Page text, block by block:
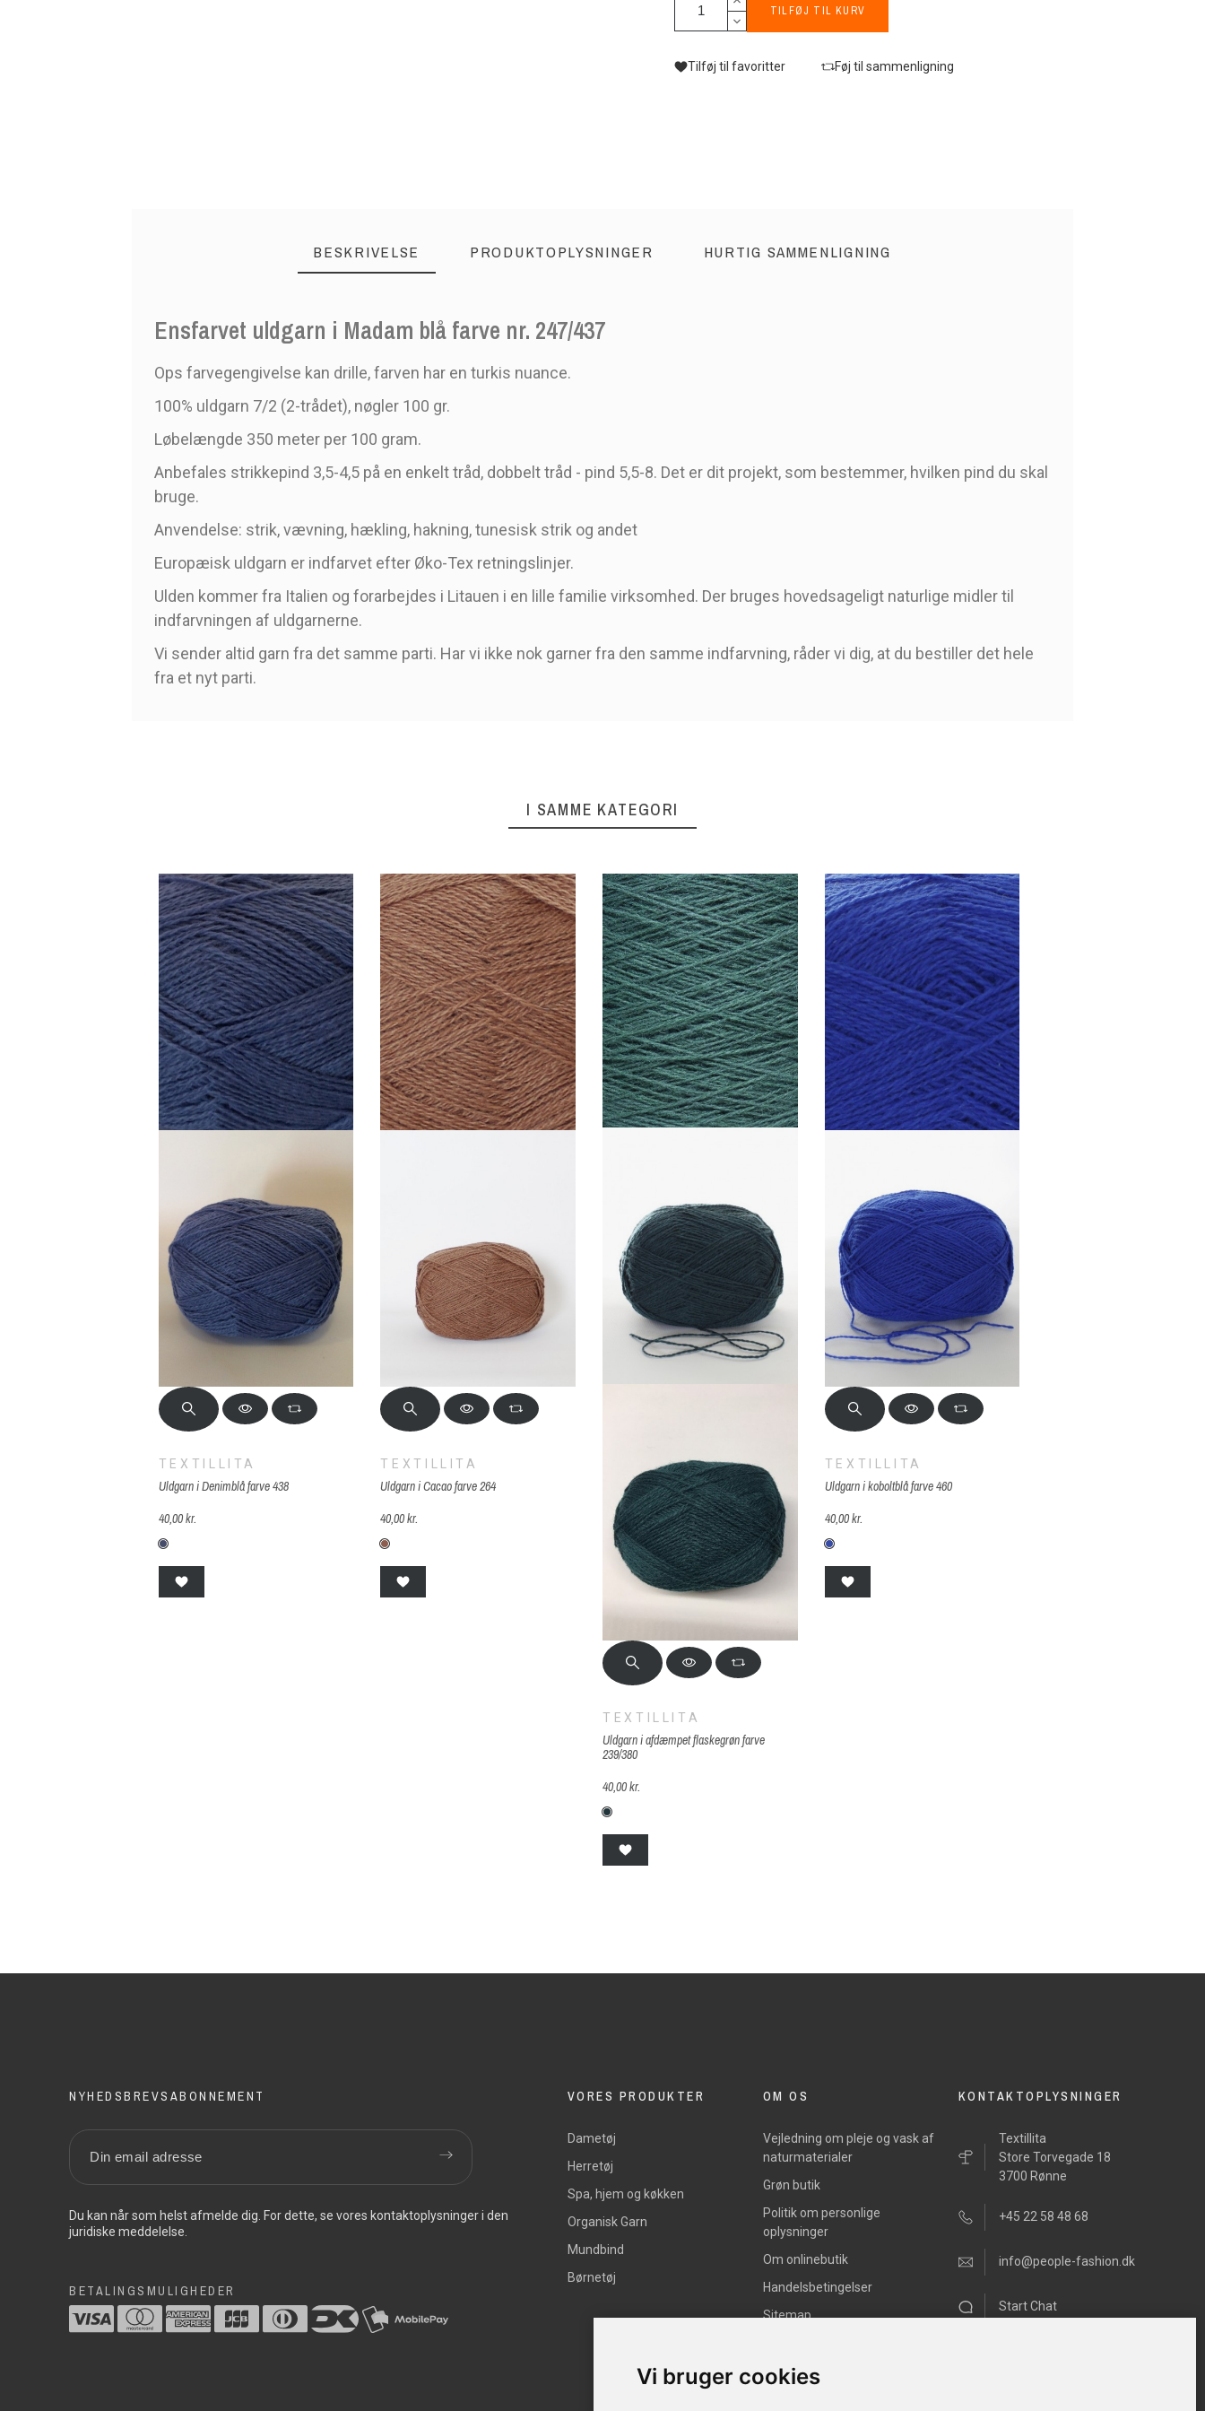
Vi bruger cookies
TILFØJ TIL KURV
Tilføj til favoritter Føj til sammenligning
BESKRIVELSE PRODUKTOPLYSNINGER HURTIG SAMMENLIGNING
Ensfarvet uldgarn i Madam blå farve nr. 247/437
Ops farvegengivelse kan drille, farven har en turkis nuance.
100% uldgarn 7/2 (2-trådet), nøgler 100 gr.
Løbelængde 350 meter per 100 gram.
Anbefales strikkepind 3,5-4,5 på en enkelt tråd, dobbelt tråd - pind 5,5-8. Det er dit projekt, som bestemmer, hvilken pind du skal
bruge.
Anvendelse: strik, vævning, hækling, hakning, tunesisk strik og andet
Europæisk uldgarn er indfarvet efter Øko-Tex retningslinjer.
Ulden kommer fra Italien og forarbejdes i Litauen i en lille familie virksomhed. Der bruges hovedsageligt naturlige midler til
indfarvningen af uldgarnerne.
Vi sender altid garn fra det samme parti. Har vi ikke nok garner fra den samme indfarvning, råder vi dig, at du bestiller det hele
fra et nyt parti.
I SAMME KATEGORI
TEXTILLITA
Uldgarn i Denimblå farve 438
40,00 kr.
438 Denimblå
TEXTILLITA
Uldgarn i Cacao farve 264
40,00 kr.
264 Cacao
TEXTILLITA
Uldgarn i afdæmpet flaskegrøn farve
239/380
40,00 kr.
239/380 Afd.petrol
TEXTILLITA
Uldgarn i koboltblå farve 460
40,00 kr.
460 Koboltblå
NYHEDSBREVSABONNEMENT
Du kan når som helst afmelde dig. For dette, se vores kontaktoplysninger i den
juridiske meddelelse.
BETALINGSMULIGHEDER
VORES PRODUKTER
Dametøj
Herretøj
Spa, hjem og køkken
Organisk Garn
Mundbind
Børnetøj
OM OS
Vejledning om pleje og vask af
naturmaterialer
Grøn butik
Politik om personlige
oplysninger
Om onlinebutik
Handelsbetingelser
Sitemap
KONTAKTOPLYSNINGER
Textillita
Store Torvegade 18
3700 Rønne
+45 22 58 48 68
info@people-fashion.dk
Start Chat